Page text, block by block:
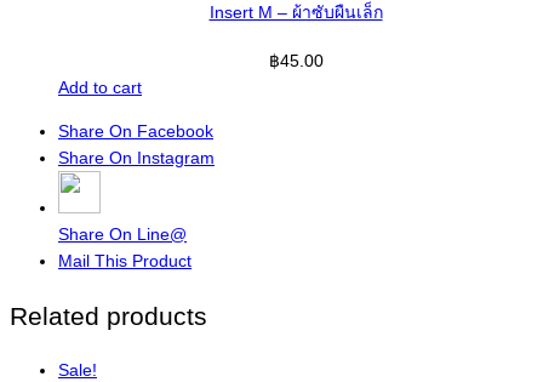
Insert M – ผ้าซับผืนเล็ก
฿45.00
Add to cart
Share On Facebook
Share On Instagram
Share On Line@
Mail This Product
Related products
Sale!